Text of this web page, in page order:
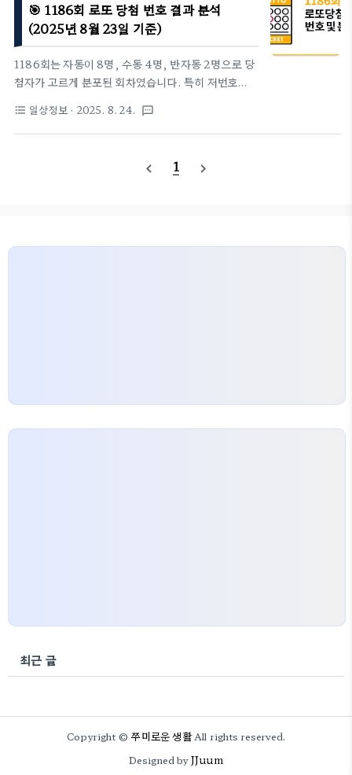
번호 : 5 · 13 · 26 · 29 · 37 · 40보너스 번호 : 42→
저번호(1 ~ 25) 2개, 고번호(26 ~ 45) 4개 조합으로
고번호 강세가 두드러졌습니다. 특히 30번대와 40번
대에서 연속적으로 번호가 나오며 ‘후반부 집중’이 드
러났습니다.2. 당첨자 수 · 당첨금 & 구매 방식구분인
/ 수동 2 / 반자동 02등..
🎯 1186회 로또 당첨 번호 결과 분석
(2025년 8월 23일 기준)
1186회는 자동이 8명, 수동 4명, 반자동 2명으로 당
첨자가 고르게 분포된 회차였습니다. 특히 저번호
는 고번호 영역에서 흐름을 이어갔습니다.1. 이번 주
당첨번호1등 번호 : 2 · 8 · 13 · 16 · 23 · 28보너스
35. 확연한 저번호 편중 패턴.2. 당첨자 수 · 당첨금 &
만, 수동·반자동도 의미 있는 비중을 차지했습니다.3.
format_list_bulleted 일상정보 · 2025. 8. 24. textsms
navigate_before 1 navigate_next
최근 글
Copyright ©쭈미로운 생활All rights reserved.
Designed byJJuum